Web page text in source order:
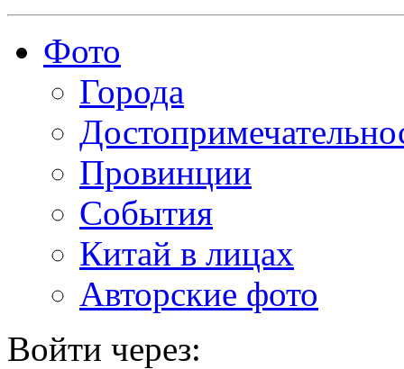
Фото
Города
Провинции
События
Китай в лицах
Авторские фото
Войти через: